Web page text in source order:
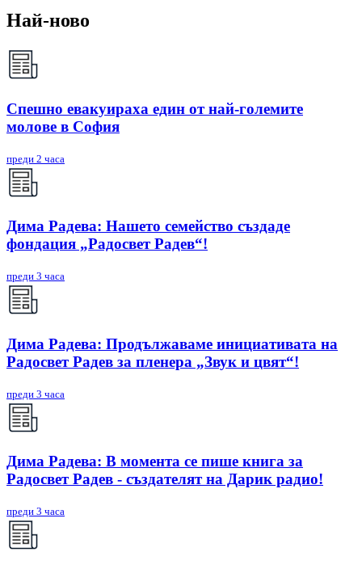
Най-ново
Спешно евакуираха един от най-големите
молове в София
преди 2 часа
Дима Радева: Нашето семейство създаде
фондация „Радосвет Радев“!
преди 3 часа
Дима Радева: Продължаваме инициативата на
Радосвет Радев за пленера „Звук и цвят“!
преди 3 часа
Дима Радева: В момента се пише книга за
Радосвет Радев - създателят на Дарик радио!
преди 3 часа